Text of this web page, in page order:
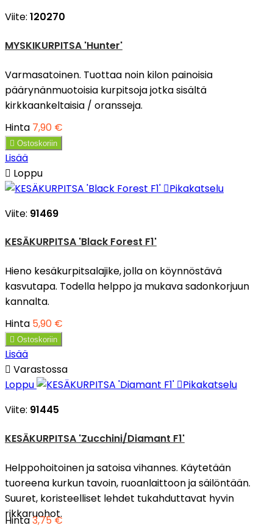
Viite: 120270
MYSKIKURPITSA 'Hunter'
Varmasatoinen. Tuottaa noin kilon painoisia
päärynänmuotoisia kurpitsoja jotka sisältä
kirkkaankeltaisia / oransseja.
Hinta 7,90 €
 Ostoskoriin
Lisää
 Loppu
Pikakatselu
Viite: 91469
KESÄKURPITSA 'Black Forest F1'
Hieno kesäkurpitsalajike, jolla on köynnöstävä
kasvutapa. Todella helppo ja mukava sadonkorjuun
kannalta.
Hinta 5,90 €
 Ostoskoriin
Lisää
 Varastossa
Loppu
Pikakatselu
Viite: 91445
KESÄKURPITSA 'Zucchini/Diamant F1'
Helppohoitoinen ja satoisa vihannes. Käytetään
tuoreena kurkun tavoin, ruoanlaittoon ja säilöntään.
Suuret, koristeelliset lehdet tukahduttavat hyvin
rikkaruohot.
Hinta3,75 €